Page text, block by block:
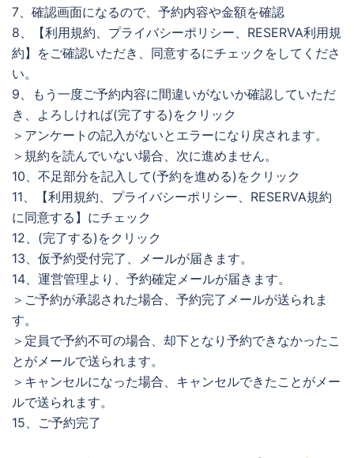
7、確認画面になるので、予約内容や金額を確認
8、【利用規約、プライバシーポリシー、RESERVA利用規
約】をご確認いただき、同意するにチェックをしてくださ
い。
9、もう一度ご予約内容に間違いがないか確認していただ
き、よろしければ(完了する)をクリック
＞アンケートの記入がないとエラーになり戻されます。
＞規約を読んでいない場合、次に進めません。
10、不足部分を記入して(予約を進める)をクリック
11、【利用規約、プライバシーポリシー、RESERVA規約
に同意する】にチェック
12、(完了する)をクリック
13、仮予約受付完了、メールが届きます。
14、運営管理より、予約確定メールが届きます。
＞ご予約が承認された場合、予約完了メールが送られま
す。
＞定員で予約不可の場合、却下となり予約できなかったこ
とがメールで送られます。
＞キャンセルになった場合、キャンセルできたことがメー
ルで送られます。
15、ご予約完了